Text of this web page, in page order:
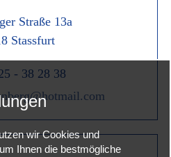
Straße 13a
Stassfurt
- 38 28 38
wir Cookies und
Ihnen die bestmögliche